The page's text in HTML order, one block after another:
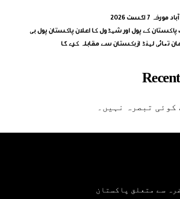
7 اگست 2026
کے پول اور شیڈول کا اعلان پاکستان پول بی
تھائی لینڈ ازبکستان سے مقابلہ کرے گا
تبصرہ نہیں۔
سے متعلق پاکستان